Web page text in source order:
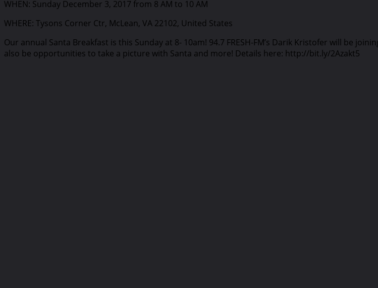
WHEN: Sunday December 3, 2017 from 8 AM to 10 AM
WHERE: Tysons Corner Ctr, McLean, VA 22102, United States
Our annual Santa Breakfast is this Sunday at 8- 10am! 94.7 FRESH-FM’s Darik Kristofer will be
also be opportunities to take a picture with Santa and more! Details here: http://bit.ly/2Azakt5